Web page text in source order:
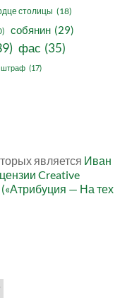
столицы (18)
собянин (29)
фас (35)
штраф (17)
является Иван
Creative
— На тех